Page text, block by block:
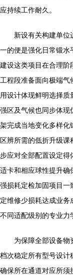
应持续工作耐久。
新设有关构建单位
一的便是强化日常锻水
建设这类项目在合理阶
工程段准备面向极端
用设计体现鲜明选择
强区及气候也同步体现
架完成当地变化多样化
区辨所需的低折升级
步应对全部配置设定得
适卡和相应球性提升确
强损耗定检加固项目一
定维修少损耗达成业
不同适配级别的专业力
为保障全部设备物
档次稳定所有型号设计
确保所在通道对应所须